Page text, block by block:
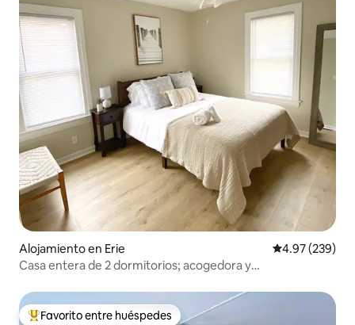
Alojamiento en Erie Calificación
4.97 (239)
Casa entera de 2 dormitorios; acogedora y
Favorito entre huéspedes